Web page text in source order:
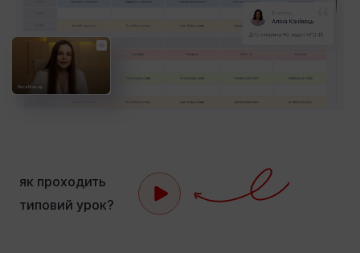
Леся Макар
як проходить
типовий урок?